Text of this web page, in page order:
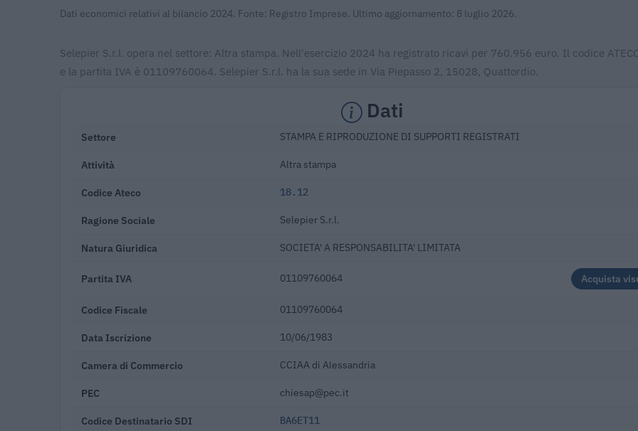
Dati economici relativi al bilancio 2024. Fonte: Registro Imprese. Ultimo aggiornamento: 8 luglio 2026.
Selepier S.r.l. opera nel settore: Altra stampa. Nell'esercizio 2024 ha registrato ricavi per 760.956 euro. Il codice
e la partita IVA è 01109760064. Selepier S.r.l. ha la sua sede in Via Piepasso 2, 15028, Quattordio.
Dati
Settore STAMPA E RIPRODUZIONE DI SUPPORTI REGISTRATI
Attività Altra stampa
Codice Ateco 18.12
Ragione Sociale Selepier S.r.l.
Natura Giuridica SOCIETA' A RESPONSABILITA' LIMITATA
Partita IVA 01109760064 Acquista
Codice Fiscale 01109760064
Data Iscrizione 10/06/1983
Camera di Commercio CCIAA di Alessandria
PEC chiesap@pec.it
Codice Destinatario SDI BA6ET11